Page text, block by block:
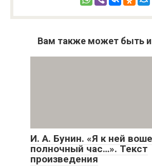
Вам также может быть
И. А. Бунин. «Я к ней
полночный час…». Текст
произведения